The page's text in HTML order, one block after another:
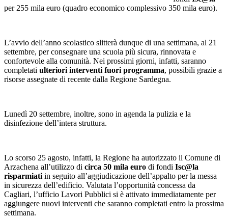
per 255 mila euro (quadro economico complessivo 350 mila euro).
L’avvio dell’anno scolastico slitterà dunque di una settimana, al 21
settembre, per consegnare una scuola più sicura, rinnovata e
confortevole alla comunità. Nei prossimi giorni, infatti, saranno
completati ulteriori interventi fuori programma, possibili grazie a
risorse assegnate di recente dalla Regione Sardegna.
Lunedì 20 settembre, inoltre, sono in agenda la pulizia e la
disinfezione dell’intera struttura.
Lo scorso 25 agosto, infatti, la Regione ha autorizzato il Comune di
Arzachena all’utilizzo di circa 50 mila euro di fondi Isc@la
risparmiati in seguito all’aggiudicazione dell’appalto per la messa
in sicurezza dell’edificio. Valutata l’opportunità concessa da
Cagliari, l’ufficio Lavori Pubblici si è attivato immediatamente per
aggiungere nuovi interventi che saranno completati entro la prossima
settimana.